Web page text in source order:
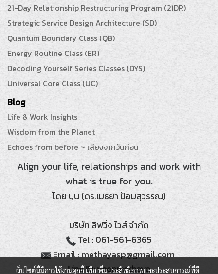
21-Day Relationship Restructuring Program (21DR)
Strategic Service Design Architecture (SD)
Quantum Boundary Class (QB)
Energy Routine Class (ER)
Decoding Yourself Series Classes (DYS)
Universal Core Class (UC)
Blog
Life & Work Insights
Wisdom from the Planet
Echoes from before ~ เสียงจากวันก่อน
Align your life, relationships and work with
what is true for you.
โดย นุ่น (ดร.เมธยา ป้อมสุวรรณ)
บริษัท ลิฟวิ่ง ไวส์ จำกัด
Tel : 061-561-6365
Email : methayasp@gmail.com
Line ID: noonmethaya
เว็บไซต์นี้มีการใช้งานคุกกี้ เพื่อเพิ่มประสิทธิภาพและประสบการณ์ที่ดี